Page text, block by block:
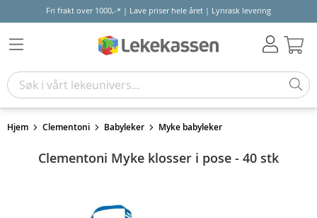
Fri frakt over 1000,-* | Lave priser hele året | Lynrask levering
Hjem Clementoni Babyleker Myke babyleker
Clementoni Myke klosser i pose - 40 stk